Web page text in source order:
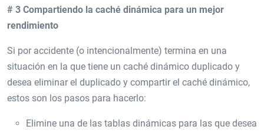
# 3 Compartiendo la caché dinámica para un mejor
rendimiento
Si por accidente (o intencionalmente) termina en una
situación en la que tiene un caché dinámico duplicado y
desea eliminar el duplicado y compartir el caché dinámico,
estos son los pasos para hacerlo:
Elimine una de las tablas dinámicas para las que desea